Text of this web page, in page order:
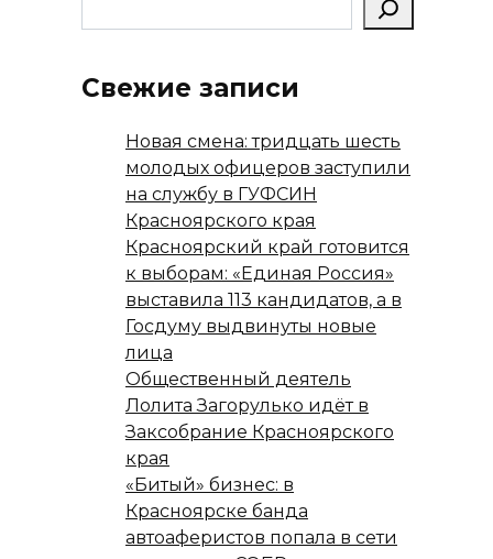
Свежие записи
Новая смена: тридцать шесть
молодых офицеров заступили
на службу в ГУФСИН
Красноярского края
Красноярский край готовится
к выборам: «Единая Россия»
выставила 113 кандидатов, а в
Госдуму выдвинуты новые
лица
Общественный деятель
Лолита Загорулько идёт в
Заксобрание Красноярского
края
«Битый» бизнес: в
Красноярске банда
автоаферистов попала в сети